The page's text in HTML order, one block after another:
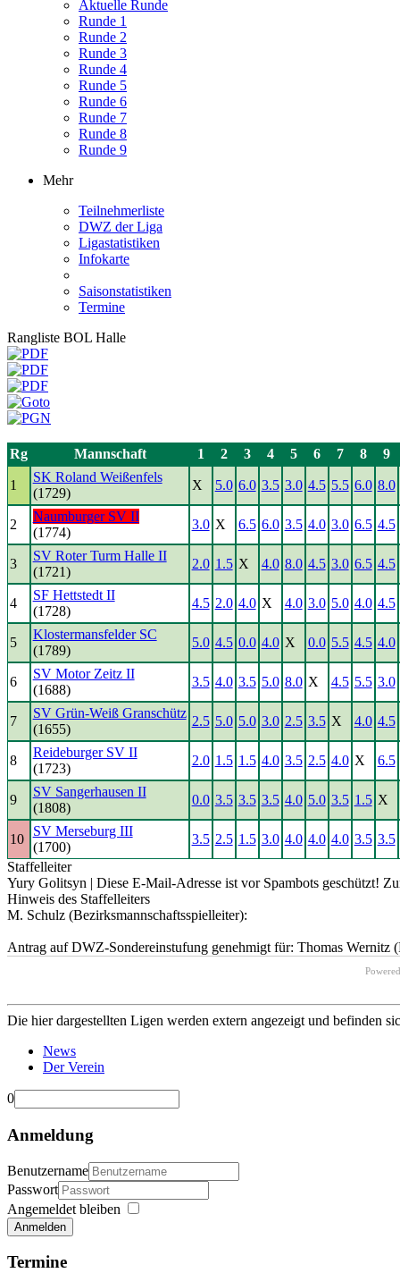
Aktuelle Runde
Runde 1
Runde 2
Runde 3
Runde 4
Runde 5
Runde 6
Runde 7
Runde 8
Runde 9
Mehr
Teilnehmerliste
DWZ der Liga
Ligastatistiken
Infokarte
Saisonstatistiken
Termine
Rangliste BOL Halle
Rg Mannschaft 1 2 3 4 5 6 7 8 9
1
SK Roland Weißenfels
(1729)
X 5.0 6.0 3.5 3.0 4.5 5.5 6.0 8.0
2
Naumburger SV II
(1774)
3.0 X 6.5 6.0 3.5 4.0 3.0 6.5 4.5
3
SV Roter Turm Halle II
(1721)
2.0 1.5 X 4.0 8.0 4.5 3.0 6.5 4.5
4
SF Hettstedt II
(1728)
4.5 2.0 4.0 X 4.0 3.0 5.0 4.0 4.5
5
Klostermansfelder SC
(1789)
5.0 4.5 0.0 4.0 X 0.0 5.5 4.5 4.0
6
SV Motor Zeitz II
(1688)
3.5 4.0 3.5 5.0 8.0 X 4.5 5.5 3.0
7
SV Grün-Weiß Granschütz
(1655)
2.5 5.0 5.0 3.0 2.5 3.5 X 4.0 4.5
8
Reideburger SV II
(1723)
2.0 1.5 1.5 4.0 3.5 2.5 4.0 X 6.5
9
SV Sangerhausen II
(1808)
0.0 3.5 3.5 3.5 4.0 5.0 3.5 1.5 X
10
SV Merseburg III
(1700)
3.5 2.5 1.5 3.0 4.0 4.0 4.0 3.5 3.5
Staffelleiter
Yury Golitsyn | Diese E-Mail-Adresse ist vor Spambots geschützt!
Hinweis des Staffelleiters
M. Schulz (Bezirksmannschaftsspielleiter):
Antrag auf DWZ-Sondereinstufung genehmigt für: Thomas
Die hier dargestellten Ligen werden extern angezeigt und befinden
News
Der Verein
0
Anmeldung
Benutzername
Passwort
Angemeldet bleiben
Anmelden
Termine